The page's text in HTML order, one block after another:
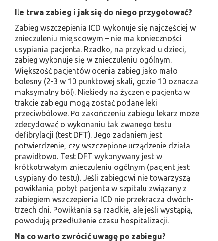
Ile trwa zabieg i jak się do niego przygotować?
Zabieg wszczepienia ICD wykonuje się najczęściej w
znieczuleniu miejscowym – nie ma konieczności
usypiania pacjenta. Rzadko, na przykład u dzieci,
zabieg wykonuje się w znieczuleniu ogólnym.
Większość pacjentów ocenia zabieg jako mało
bolesny (2-3 w 10 punktowej skali, gdzie 10 oznacza
maksymalny ból). Niekiedy na życzenie pacjenta w
trakcie zabiegu mogą zostać podane leki
przeciwbólowe. Po zakończeniu zabiegu lekarz może
zdecydować o wykonaniu tak zwanego testu
defibrylacji (test DFT). Jego zadaniem jest
potwierdzenie, czy wszczepione urządzenie działa
prawidłowo. Test DFT wykonywany jest w
krótkotrwałym znieczuleniu ogólnym (pacjent jest
usypiany do testu). Jeśli zabiegowi nie towarzyszą
powikłania, pobyt pacjenta w szpitalu związany z
zabiegiem wszczepienia ICD nie przekracza dwóch-
trzech dni. Powikłania są rzadkie, ale jeśli wystąpią,
powodują przedłużenie czasu hospitalizacji.
Na co warto zwrócić uwagę po zabiegu?